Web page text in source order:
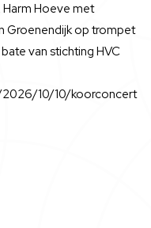
Harm Hoeve met
Groenendijk op trompet
van stichting HVC
10/10/koorconcert